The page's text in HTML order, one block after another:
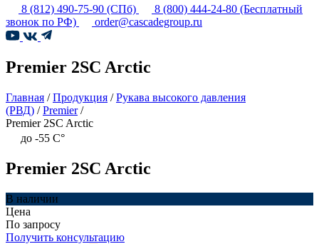
8 (812) 490-75-90 (СПб) 8 (800) 444-24-80 (Бесплатный
звонок по РФ)
order@cascadegroup.ru
Premier 2SC Arctic
Главная /Продукция /Рукава высокого давления
(РВД) /Premier/
Premier 2SC Arctic
до -55 C°
Premier 2SC Arctic
В наличии
Цена
По запросу
Получить консультацию